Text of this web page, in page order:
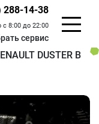
288-14-38
с 8:00 до 22:00
сервис
DUSTER В